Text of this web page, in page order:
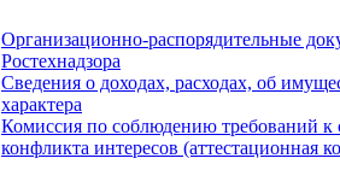
Организационно-распорядительные
Ростехнадзора
Сведения о доходах, расходах, об
характера
Комиссия по соблюдению требований
конфликта интересов (аттестационная